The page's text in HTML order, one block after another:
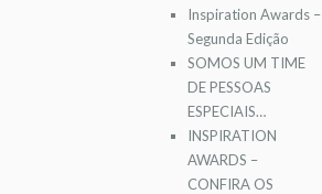
Inspiration Awards –
Segunda Edição
SOMOS UM TIME
DE PESSOAS
ESPECIAIS…
INSPIRATION
AWARDS –
CONFIRA OS